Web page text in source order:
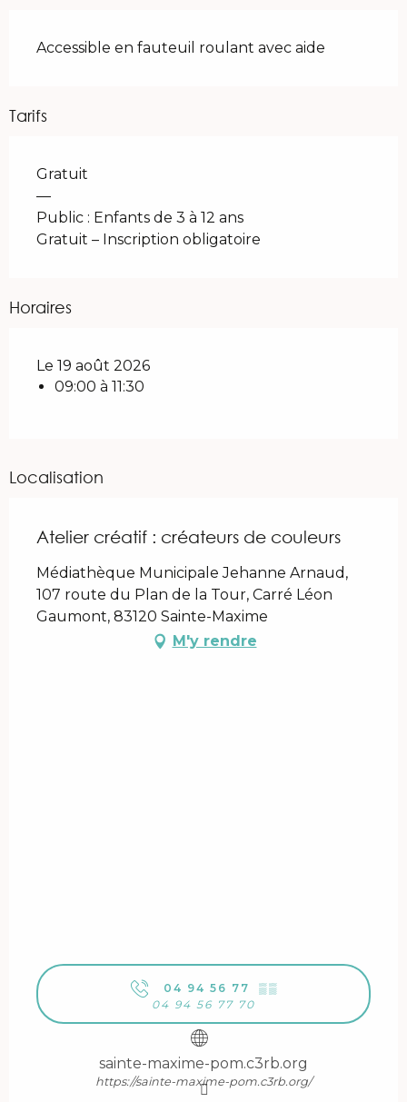
Accessible en fauteuil roulant avec aide
Tarifs
Gratuit
—
Public : Enfants de 3 à 12 ans
Gratuit – Inscription obligatoire
Horaires
Le 19 août 2026
09:00 à 11:30
Localisation
Atelier créatif : créateurs de couleurs
Médiathèque Municipale Jehanne Arnaud,
107 route du Plan de la Tour, Carré Léon
Gaumont, 83120 Sainte-Maxime
M'y rendre
04 94 56 77 ▒▒
04 94 56 77 70
sainte-maxime-pom.c3rb.org
https://sainte-maxime-pom.c3rb.org/